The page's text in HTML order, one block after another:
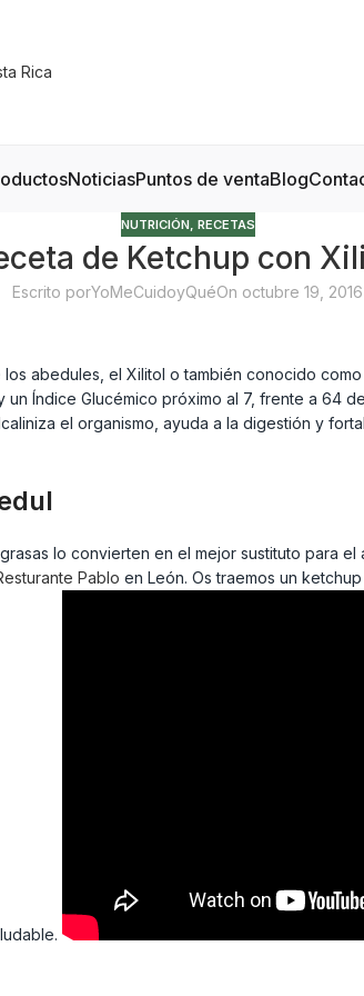
NoticiasPuntos de ventaBlog
NUTRICIÓN, RECETAS
de Ketchup con
Escrito porYoMeCuidoyQuéOn octubre 19, 2016
abedules, el Xilitol o también conocido
Índice Glucémico próximo al 7, frente a 64
el organismo, ayuda a la digestión y
lo convierten en el mejor sustituto para
Pablo en León. Os traemos un